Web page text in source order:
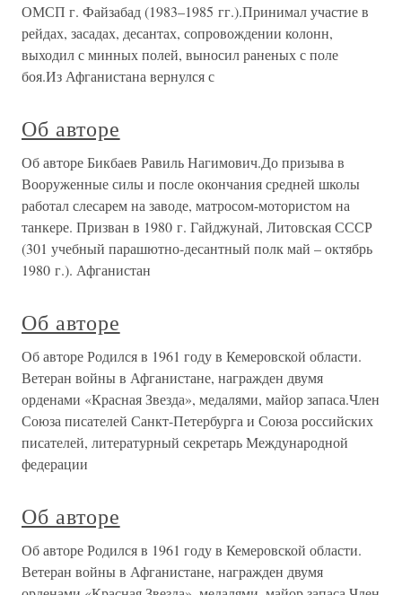
ОМСП г. Файзабад (1983–1985 гг.).Принимал участие в
рейдах, засадах, десантах, сопровождении колонн,
выходил с минных полей, выносил раненых с поле
боя.Из Афганистана вернулся с
Об авторе
Об авторе Бикбаев Равиль Нагимович.До призыва в
Вооруженные силы и после окончания средней школы
работал слесарем на заводе, матросом-мотористом на
танкере. Призван в 1980 г. Гайджунай, Литовская СССР
(301 учебный парашютно-десантный полк май – октябрь
1980 г.). Афганистан
Об авторе
Об авторе Родился в 1961 году в Кемеровской области.
Ветеран войны в Афганистане, награжден двумя
орденами «Красная Звезда», медалями, майор запаса.Член
Союза писателей Санкт-Петербурга и Союза российских
писателей, литературный секретарь Международной
федерации
Об авторе
Об авторе Родился в 1961 году в Кемеровской области.
Ветеран войны в Афганистане, награжден двумя